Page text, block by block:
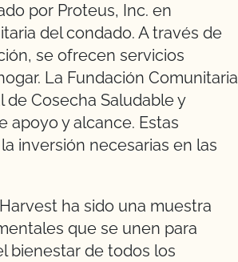
por Proteus, Inc. en
del condado. A través de
se ofrecen servicios
La Fundación Comunitaria
Cosecha Saludable y
apoyo y alcance. Estas
inversión necesarias en las
ha sido una muestra
que se unen para
bienestar de todos los